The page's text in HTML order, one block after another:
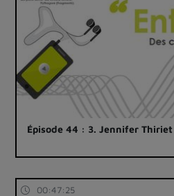
Épisode 44 : 3. Jennifer
00:47:25